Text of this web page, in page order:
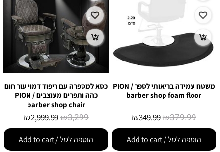
משטח עמידה בריאותי לספר / PION
barber shop foam floor
₪379.99
₪349.99
הוספה לסל / Add to cart
כסא למספרה עם ריפוד דמוי עור חום
כהה ותפרים מעוצבים / PION
barber shop chair
₪3,299
₪2,999.99
הוספה לסל / Add to cart